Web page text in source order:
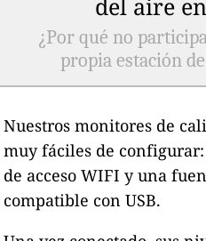
del aire
¿Por qué no
propia estación
Nuestros monitores de
muy fáciles de
de acceso WIFI y una
compatible con USB.